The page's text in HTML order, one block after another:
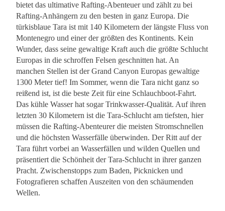
bietet das ultimative Rafting-Abenteuer und zählt zu bei
Rafting-Anhängern zu den besten in ganz Europa. Die
türkisblaue Tara ist mit 140 Kilometern der längste Fluss von
Montenegro und einer der größten des Kontinents. Kein
Wunder, dass seine gewaltige Kraft auch die größte Schlucht
Europas in die schroffen Felsen geschnitten hat. An
manchen Stellen ist der Grand Canyon Europas gewaltige
1300 Meter tief! Im Sommer, wenn die Tara nicht ganz so
reißend ist, ist die beste Zeit für eine Schlauchboot-Fahrt.
Das kühle Wasser hat sogar Trinkwasser-Qualität. Auf ihren
letzten 30 Kilometern ist die Tara-Schlucht am tiefsten, hier
müssen die Rafting-Abenteurer die meisten Stromschnellen
und die höchsten Wasserfälle überwinden. Der Ritt auf der
Tara führt vorbei an Wasserfällen und wilden Quellen und
präsentiert die Schönheit der Tara-Schlucht in ihrer ganzen
Pracht. Zwischenstopps zum Baden, Picknicken und
Fotografieren schaffen Auszeiten von den schäumenden
Wellen.